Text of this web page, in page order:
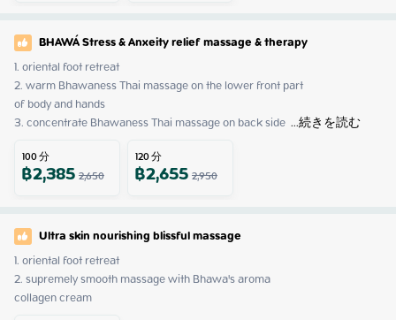
BHAWÁ Stress & Anxeity relief massage & therapy
1. oriental foot retreat
2. warm Bhawaness Thai massage on the lower front part
of body and hands
3. concentrate Bhawaness Thai massage on back side ...続きを読む
100分
฿2,3852,650
120分
฿2,6552,950
Ultra skin nourishing blissful massage
1. oriental foot retreat
2. supremely smooth massage with Bhawa's aroma
collagen cream